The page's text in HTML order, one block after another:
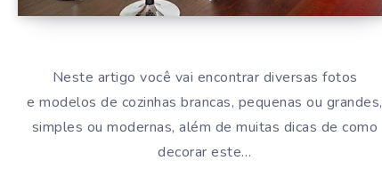
Neste artigo você vai encontrar diversas fotos
e modelos de cozinhas brancas, pequenas ou grandes,
simples ou modernas, além de muitas dicas de como
decorar este…